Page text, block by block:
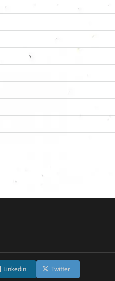
Linkedin Twitter